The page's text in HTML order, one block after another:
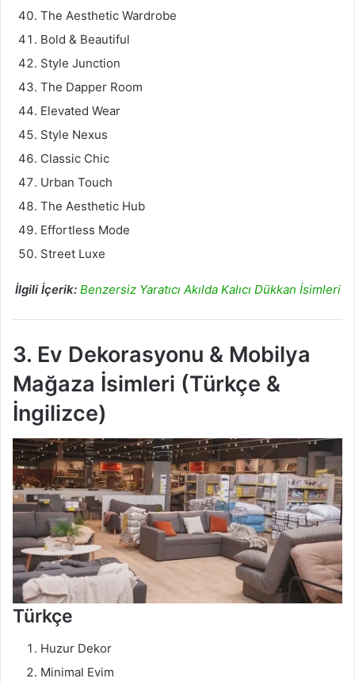
The Aesthetic Wardrobe
Bold & Beautiful
Style Junction
The Dapper Room
Elevated Wear
Style Nexus
Classic Chic
Urban Touch
The Aesthetic Hub
Effortless Mode
Street Luxe
İlgili İçerik: Benzersiz Yaratıcı Akılda Kalıcı Dükkan İsimleri
3. Ev Dekorasyonu & Mobilya
Mağaza İsimleri (Türkçe &
İngilizce)
Türkçe
Huzur Dekor
Minimal Evim